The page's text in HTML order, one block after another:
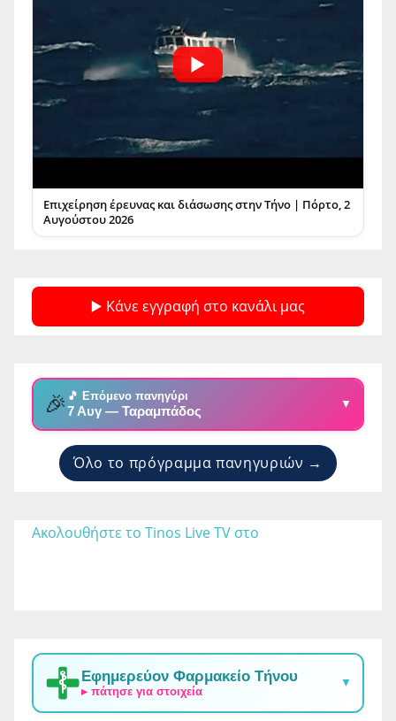
Επιχείρηση έρευνας και διάσωσης στην Τήνο | Πόρτο, 2
Αυγούστου 2026
▶️ Κάνε εγγραφή στο κανάλι μας
🎉 🎵 Επόμενο πανηγύρι
7 Αυγ — Ταραμπάδος ▼
Όλο το πρόγραμμα πανηγυριών →
Ακολουθήστε το Tinos Live TV στο
Εφημερεύον Φαρμακείο Τήνου
▸ πάτησε για στοιχεία
▼